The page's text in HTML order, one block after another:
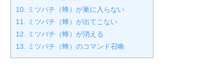
10. ミツバチ（蜂）が巣に入らない
11. ミツバチ（蜂）が出てこない
12. ミツバチ（蜂）が消える
13. ミツバチ（蜂）のコマンド召喚